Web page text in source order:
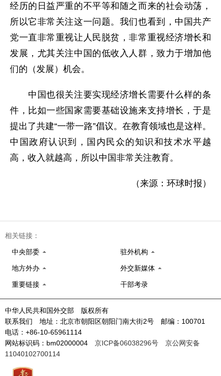
经历的日益严重的不平等和随之而来的社会动荡，
所以它非常关注这一问题。我们也看到，中国共产
党一直非常重视让人民脱贫，非常重视经济增长和
发展，尤其关注中国的低收入人群，致力于增加他
们的（发展）机会。
中国也很关注要实现经济增长需要什么样的条
件，比如一些国家需要基础设施来支持增长，于是
提出了共建“一带一路”倡议。在教育领域也是这样。
中国政府认识到，国内民众的知识和技术水平越
高，收入就越高，所以中国非常关注教育。
（来源：环球时报）
相关链接：
中央部委 驻外机构
地方外办 外交新媒体
重要链接 干部考录
中华人民共和国外交部 版权所有
联系我们 地址：北京市朝阳区朝阳门南大街2号 邮编：100701
电话：+86-10-65961114
网站标识码：bm02000004 京ICP备06038296号
京公网安备
11040102700114